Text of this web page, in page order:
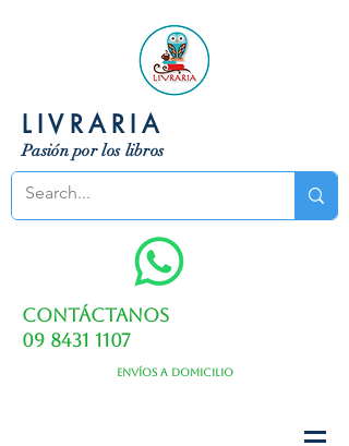
LIVRARIA
Pasión por los libros
Contáctanos
09 8431 1107
Envíos a domicilio